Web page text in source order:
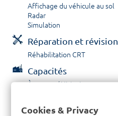
Affichage du véhicule au sol
Radar
Simulation
Réparation et révision
Réhabilitation CRT
Capacités
À propos / Historique
Cookies & Privacy